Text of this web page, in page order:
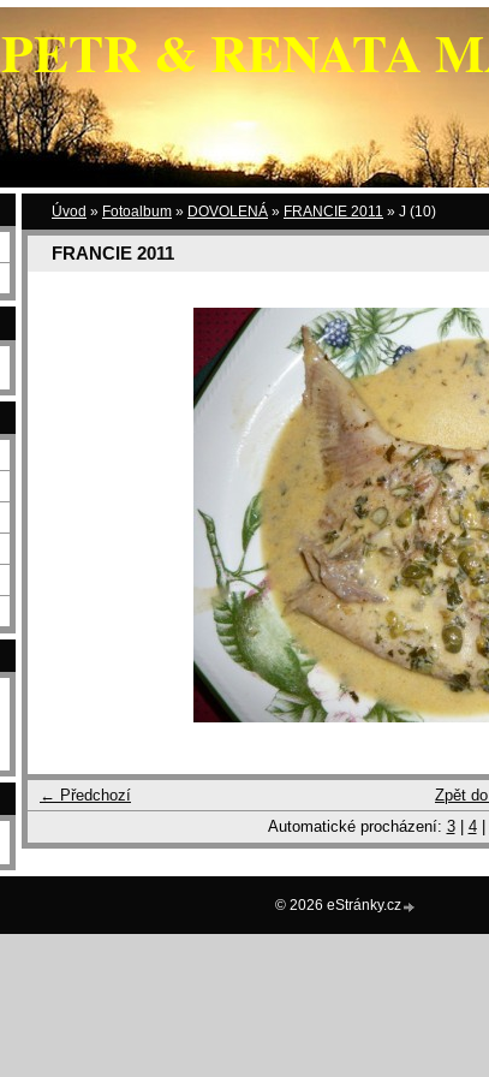
PETR & RENATA
Úvod » Fotoalbum » DOVOLENÁ » FRANCIE 2011 » J (10)
FRANCIE 2011
← Předchozí
Zpět
Automatické procházení: 3| 4|
© 2026 eStránky.cz